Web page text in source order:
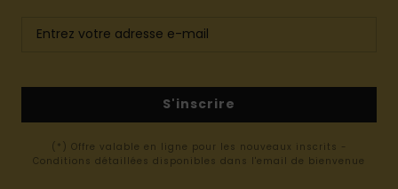
S'inscrire
(*) Offre valable en ligne pour les nouveaux inscrits -
Conditions détaillées disponibles dans l'email de bienvenue